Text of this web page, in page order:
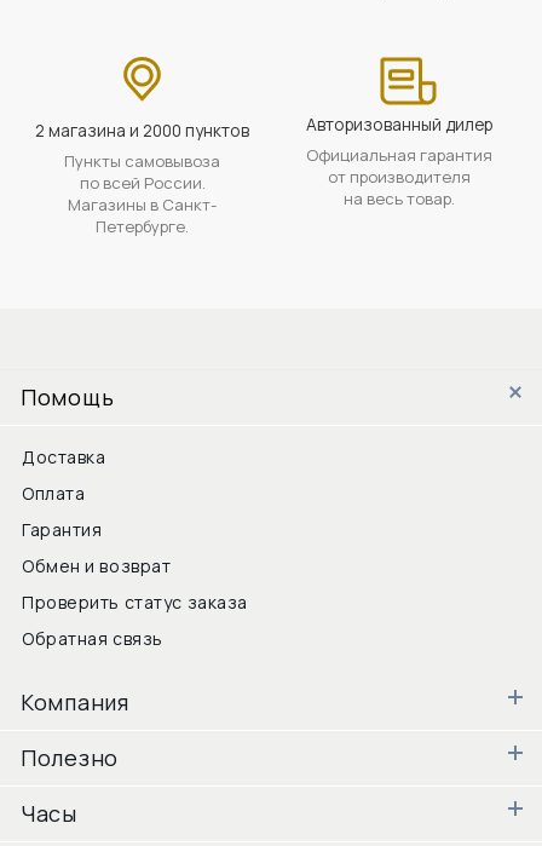
2 магазина и 2000 пунктов
Пункты самовывоза
по всей России.
Магазины в Санкт-
Петербурге.
Авторизованный дилер
Официальная гарантия
от производителя
на весь товар.
Помощь
Доставка
Оплата
Гарантия
Обмен и возврат
Проверить статус заказа
Обратная связь
Компания
Полезно
Часы